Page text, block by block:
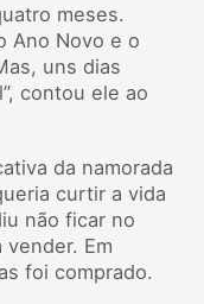
meses.
Ano Novo e o
uns dias
contou ele ao
da namorada
curtir a vida
não ficar no
Em
foi comprado.